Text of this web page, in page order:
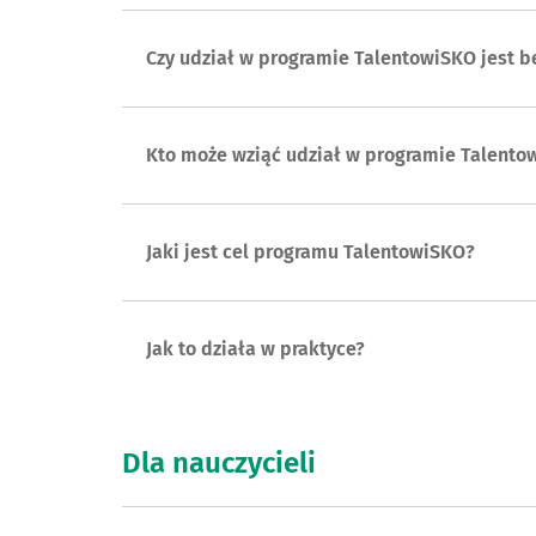
Czy udział w programie TalentowiSKO jest
Kto może wziąć udział w programie
Jaki jest cel programu TalentowiSKO?
Jak to działa w praktyce?
Dla nauczycieli